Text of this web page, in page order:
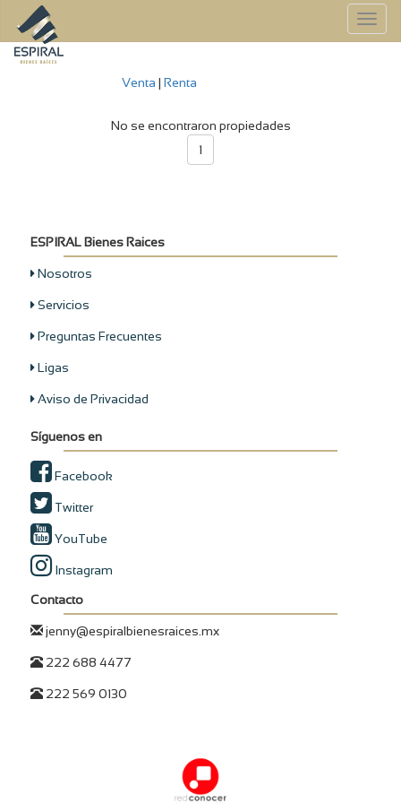
Venta | Renta
No se encontraron propiedades
1
ESPIRAL Bienes Raices
Nosotros
Servicios
Preguntas Frecuentes
Ligas
Aviso de Privacidad
Síguenos en
Facebook
Twitter
YouTube
Instagram
Contacto
jenny@espiralbienesraices.mx
222 688 4477
222 569 0130